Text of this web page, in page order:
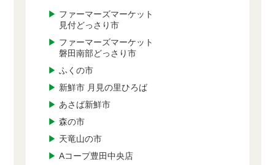
▶ ファーマーズマーケット
見付どっさり市
▶ ファーマーズマーケット
磐田南部どっさり市
▶ ふくの市
▶ 新鮮市 月見の里ひろば
▶ あさば新鮮市
▶ 森の市
▶ 天竜山の市
▶ Aコープ豊田中央店